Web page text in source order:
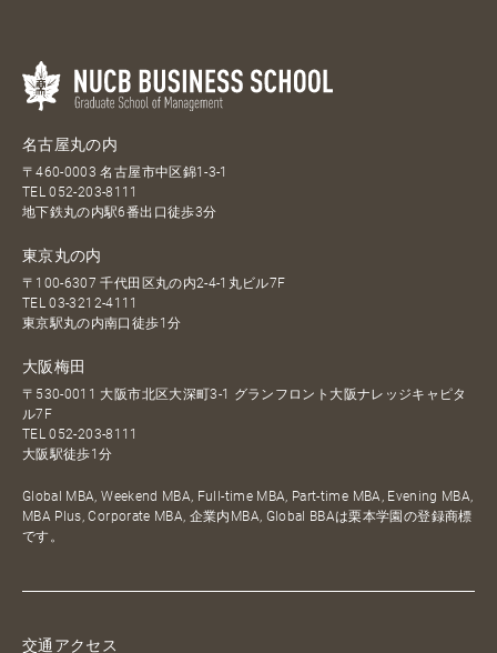
名古屋丸の内
〒460-0003 名古屋市中区錦1-3-1
TEL052-203-8111
地下鉄丸の内駅6番出口徒歩3分
東京丸の内
〒100-6307 千代田区丸の内2-4-1丸ビル7F
TEL03-3212-4111
東京駅丸の内南口徒歩1分
大阪梅田
〒530-0011 大阪市北区大深町3-1 グランフロント大阪ナレッジキャピタ
ル7F
TEL052-203-8111
大阪駅徒歩1分
Global MBA, Weekend MBA, Full-time MBA, Part-time MBA, Evening MBA,
MBA Plus, Corporate MBA, 企業内MBA, Global BBAは栗本学園の登録商標
です。
交通アクセス